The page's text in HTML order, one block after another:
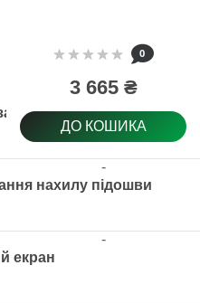
пилки
нахилу підошви
екран
0
3 665 ₴
ДО КОШИКА
-
-